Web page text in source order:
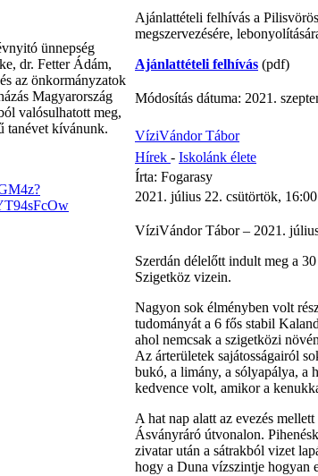
ünnepség
dr. Fetter Ádám,
az önkormányzatok
Magyarország
valósulhatott meg,
tanévet kívánunk.
Ajánlattételi felhívás a
megszervezésére,
Ajánlattételi felhívás (pdf)
Módosítás dátuma: 2021.
VíziVándor Tábor
Hírek - Iskolánk élete
Írta: Fogarasy
2021. július 22. csütörtök, 16:00
VíziVándor Tábor – 2021.
Szerdán délelőtt indult meg a
Szigetköz vizein.
Nagyon sok élményben volt
tudományát a 6 fős stabil
ahol nemcsak a szigetközi
Az árterületek sajátosságairól
bukó, a limány, a sólyapálya, a
kedvence volt, amikor a
A hat nap alatt az evezés
Ásványráró útvonalon.
zivatar után a sátrakból vizet
hogy a Duna vízszintje hogyan